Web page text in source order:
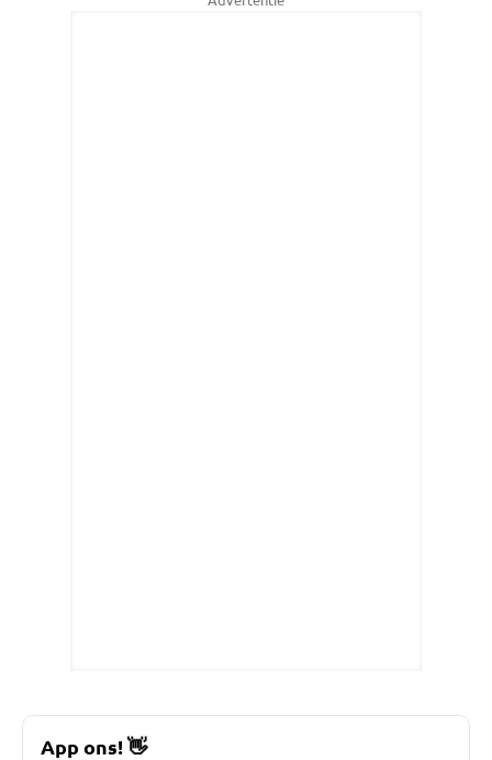
App ons!👋